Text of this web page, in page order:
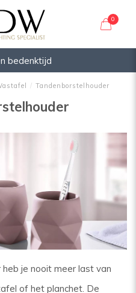
0
bedenktijd
/ Tandenborstelhouder
je nooit meer last van
of het planchet. De